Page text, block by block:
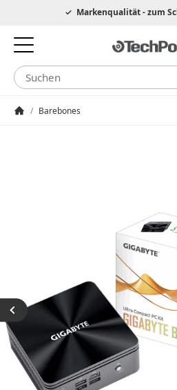
Hotline 0049 6205 3079975
Markenqualität - zum
/ Barebones